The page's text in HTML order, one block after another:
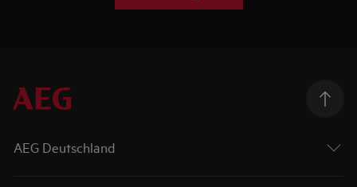
AEG Deutschland